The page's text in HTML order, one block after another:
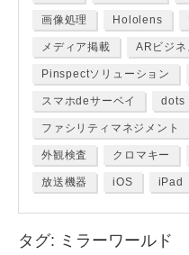
画像処理 Hololens
メディア掲載 ARビジネ
Pinspectソリューション
スマホdeサーベイ dots
ファシリティマネジメント
外観検査 クロマキー
放送機器 iOS iPad
タグ: ミラーワールド